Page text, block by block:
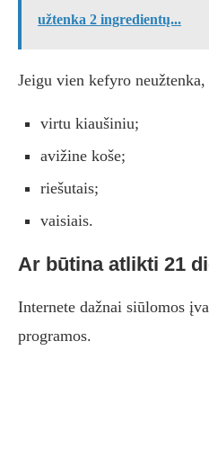
užtenka 2 ingredientų...
Jeigu vien kefyro
virtu kiaušiniu;
avižine koše;
riešutais;
vaisiais.
Ar būtina atlikti 21
Internete dažnai siūlomos
programos.